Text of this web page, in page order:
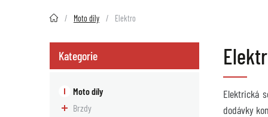
2HMOTO.cz Moto díly Elektro
Kategorie
Moto díly
Brzdy
Elektrická
dodávky